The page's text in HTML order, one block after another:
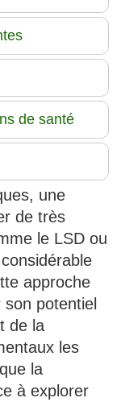
de santé
une
de très
le LSD ou
approche
potentiel
de la
les
la
à explorer